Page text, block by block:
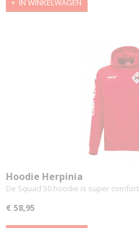
IN WINKELWAGEN
Hoodie Herpinia
De Squad 50 hoodie is super
€ 58,95